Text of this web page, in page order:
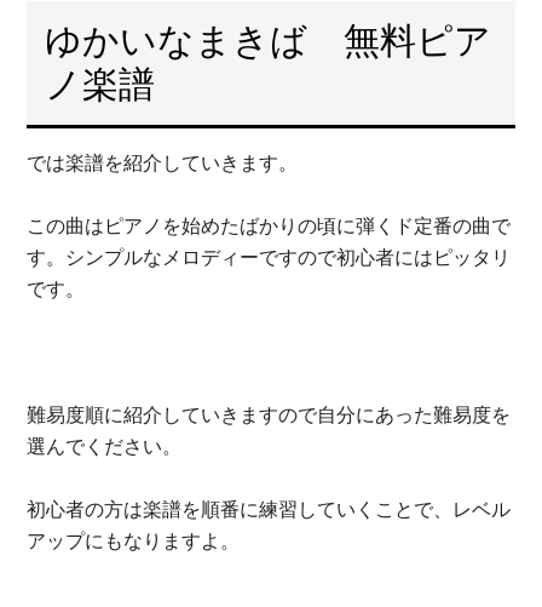
ゆかいなまきば 無料ピア
ノ楽譜
では楽譜を紹介していきます。
この曲はピアノを始めたばかりの頃に弾くド定番の曲で
す。シンプルなメロディーですので初心者にはピッタリ
です。
難易度順に紹介していきますので自分にあった難易度を
選んでください。
初心者の方は楽譜を順番に練習していくことで、レベル
アップにもなりますよ。